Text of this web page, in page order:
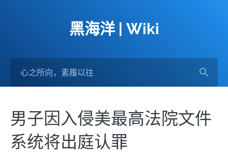
黑海洋 | Wiki
男子因入侵美最高法院文件
系统将出庭认罪